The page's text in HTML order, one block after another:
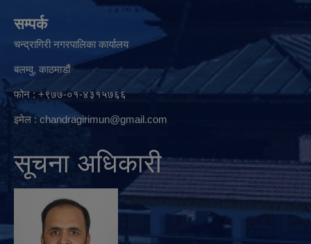
सम्पर्क
चन्द्रागिरी नगरपालिका कार्यालय
बलम्वु, काठमाडौं
फोन : +९७७-०१-४३१५७६६
इमेल :chandragirimun@gmail.com
सूचना अधिकारी